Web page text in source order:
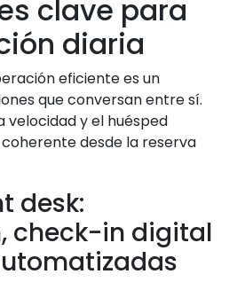
clave para
diaria
eficiente es un
que conversan entre sí.
velocidad y el huésped
desde la reserva
desk:
check-in digital